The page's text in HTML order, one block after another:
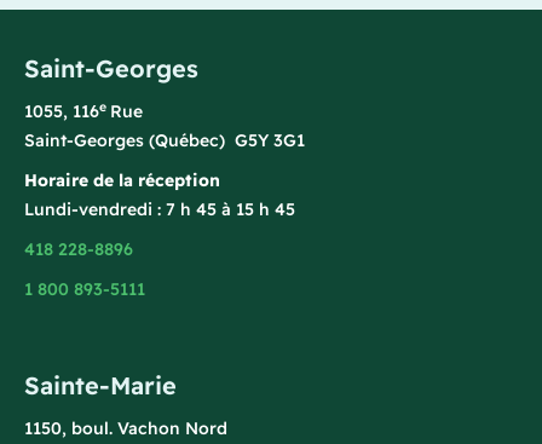
Saint-Georges
1055, 116e Rue
Saint-Georges (Québec) G5Y 3G1
Horaire de la réception
Lundi-vendredi : 7 h 45 à 15 h 45
418 228-8896
1 800 893-5111
Sainte-Marie
1150, boul. Vachon Nord